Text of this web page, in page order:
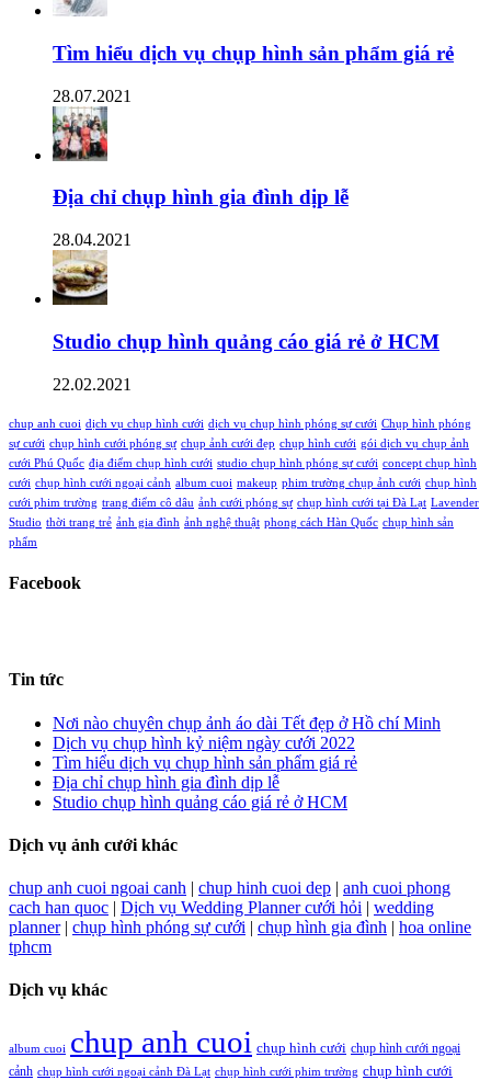
Tìm hiểu dịch vụ chụp hình sản phẩm giá rẻ
28.07.2021
Địa chỉ chụp hình gia đình dịp lễ
28.04.2021
Studio chụp hình quảng cáo giá rẻ ở HCM
22.02.2021
chup anh cuoi dịch vụ chụp hình cưới dịch vụ chụp hình phóng sự cưới Chụp hình phóng
sự cưới chụp hình cưới phóng sự chụp ảnh cưới đẹp chụp hình cưới gói dịch vụ chụp ảnh
cưới Phú Quốc địa điểm chụp hình cưới studio chụp hình phóng sự cưới concept chụp hình
cưới chụp hình cưới ngoại cảnh album cuoi makeup phim trường chụp ảnh cưới chụp hình
cưới phim trường trang điểm cô dâu ảnh cưới phóng sự chụp hình cưới tại Đà Lạt Lavender
Studio thời trang trẻ ảnh gia đình ảnh nghệ thuật phong cách Hàn Quốc chụp hình sản
phẩm
Facebook
Tin tức
Nơi nào chuyên chụp ảnh áo dài Tết đẹp ở Hồ chí Minh
Dịch vụ chụp hình kỷ niệm ngày cưới 2022
Tìm hiểu dịch vụ chụp hình sản phẩm giá rẻ
Địa chỉ chụp hình gia đình dịp lễ
Studio chụp hình quảng cáo giá rẻ ở HCM
Dịch vụ ảnh cưới khác
chup anh cuoi ngoai canh | chup hinh cuoi dep | anh cuoi phong
cach han quoc | Dịch vụ Wedding Planner cưới hỏi | wedding
planner| chụp hình phóng sự cưới | chụp hình gia đình | hoa online
tphcm
Dịch vụ khác
album cuoi chup anh cuoi chụp hình cưới chụp hình cưới ngoại
cảnh chụp hình cưới ngoại cảnh Đà Lạt chụp hình cưới phim trường chụp hình cưới